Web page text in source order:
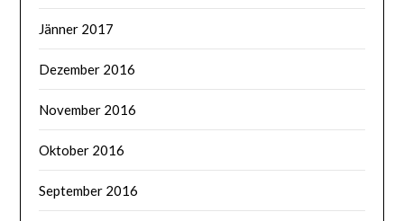
Jänner 2017
Dezember 2016
November 2016
Oktober 2016
September 2016